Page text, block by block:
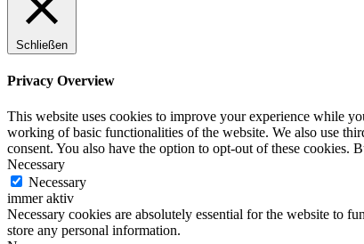
Schließen
Privacy Overview
This website uses cookies to improve your experience while
working of basic functionalities of the website. We also use
consent. You also have the option to opt-out of these cookies.
Necessary
Necessary
immer aktiv
Necessary cookies are absolutely essential for the website to
store any personal information.